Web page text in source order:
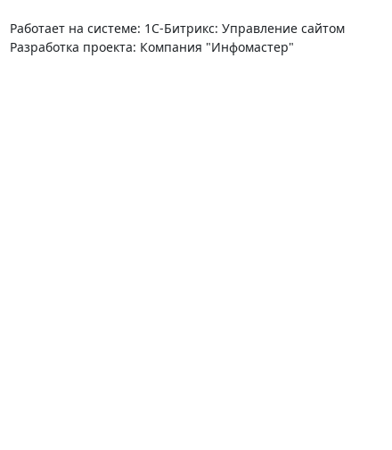
Работает на системе: 1С-Битрикс: Управление сайтом
Разработка проекта: Компания "Инфомастер"